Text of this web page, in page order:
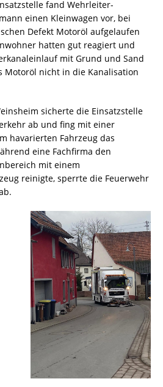
fand Wehrleiter-
einen Kleinwagen vor, bei
Defekt Motoröl aufgelaufen
hatten gut reagiert und
mit Grund und Sand
Motoröl nicht in die Kanalisation
sicherte die Einsatzstelle
ab und fing mit einer
havarierten Fahrzeug das
eine Fachfirma den
mit einem
reinigte, sperrte die Feuerwehr